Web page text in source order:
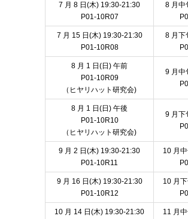
7 月 8 日(木) 19:30-21:30
P01-10R07
8 月中
7 月 15 日(木) 19:30-21:30
P01-10R08
8 月下
8 月 1 日(日) 午前
P01-10R09
（ヒヤリハット研究会)
9 月中
8 月 1 日(日) 午後
P01-10R10
（ヒヤリハット研究会)
9 月下
9 月 2 日(木) 19:30-21:30
P01-10R11
10 月
9 月 16 日(木) 19:30-21:30
P01-10R12
10 月
10 月 14 日(木) 19:30-21:30
11 月